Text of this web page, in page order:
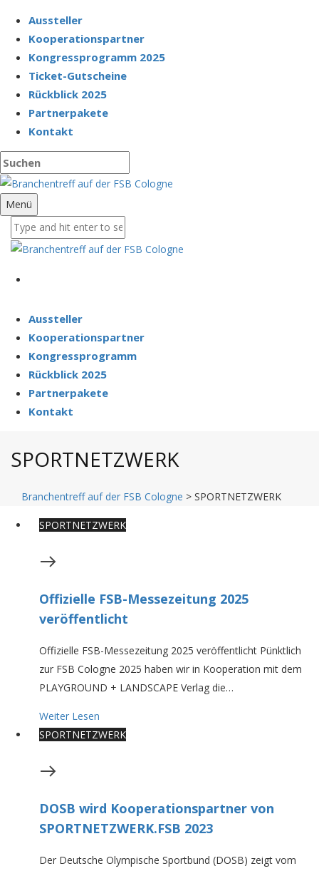
Aussteller
Kooperationspartner
Kongressprogramm 2025
Ticket-Gutscheine
Rückblick 2025
Partnerpakete
Kontakt
Menü
Aussteller
Kooperationspartner
Kongressprogramm
Rückblick 2025
Partnerpakete
Kontakt
SPORTNETZWERK
Branchentreff auf der FSB Cologne > SPORTNETZWERK
SPORTNETZWERK
Offizielle FSB-Messezeitung 2025
veröffentlicht
Offizielle FSB-Messezeitung 2025 veröffentlicht Pünktlich
zur FSB Cologne 2025 haben wir in Kooperation mit dem
PLAYGROUND + LANDSCAPE Verlag die…
Weiter Lesen
SPORTNETZWERK
DOSB wird Kooperationspartner von
SPORTNETZWERK.FSB 2023
Der Deutsche Olympische Sportbund (DOSB) zeigt vom